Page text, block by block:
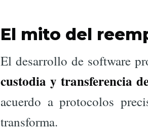
El mito del
El desarrollo de software
custodia y transferencia
acuerdo a protocolos
transforma.